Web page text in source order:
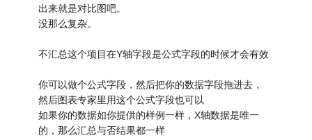
出来就是对比图吧。
没那么复杂。
不汇总这个项目在Y轴字段是公式字段的时候才会有效
你可以做个公式字段，然后把你的数据字段拖进去，
然后图表专家里用这个公式字段也可以
如果你的数据如你提供的样例一样，X轴数据是唯一
的，那么汇总与否结果都一样